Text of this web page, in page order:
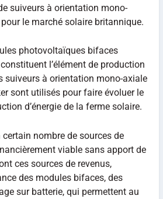
suiveurs à orientation mono-
le marché solaire britannique.
photovoltaïques bifaces
l’élément de production
suiveurs à orientation mono-axiale
sont utilisés pour faire évoluer le
d’énergie de la ferme solaire.
nombre de sources de
viable sans apport de
ces sources de revenus,
des modules bifaces, des
sur batterie, qui permettent au